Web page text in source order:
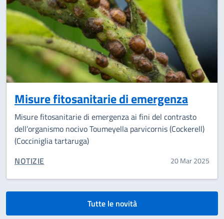
Misure fitosanitarie di emergenza
Misure fitosanitarie di emergenza ai fini del contrasto
dell’organismo nocivo Toumeyella parvicornis (Cockerell)
(Cocciniglia tartaruga)
CATEGORIA CORRELATA:
NOTIZIE 20 Mar 2025
Tutte le novità